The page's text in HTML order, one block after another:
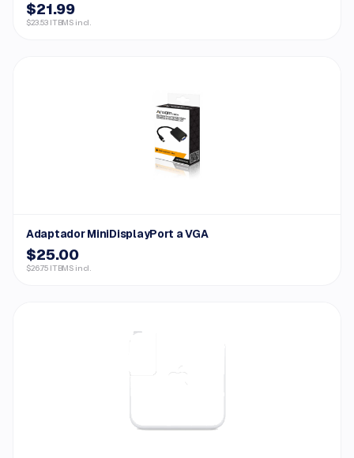
$21.99
$23.53 ITBMS incl.
Adaptador MiniDisplayPort a VGA
$25.00
$26.75 ITBMS incl.